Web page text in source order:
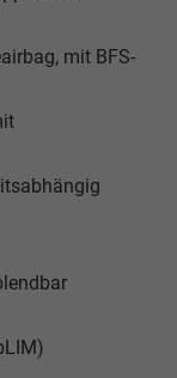
mit BFS-